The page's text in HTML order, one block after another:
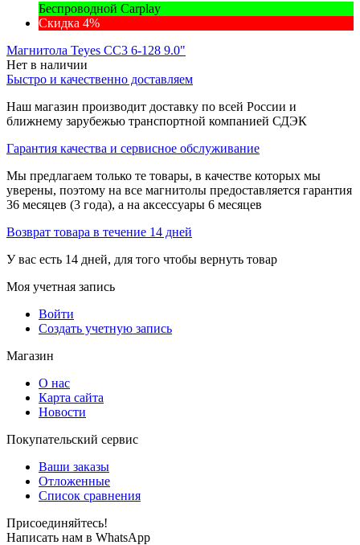
Беспроводной Carplay
Скидка 4%
Магнитола Teyes CC3 6-128 9.0"
Нет в наличии
Быстро и качественно доставляем
Наш магазин производит доставку по всей России и
ближнему зарубежью транспортной компанией СДЭК
Гарантия качества и сервисное обслуживание
Мы предлагаем только те товары, в качестве которых мы
уверены, поэтому на все магнитолы предоставляется гарантия
36 месяцев (3 года), а на аксессуары 6 месяцев
Возврат товара в течение 14 дней
У вас есть 14 дней, для того чтобы вернуть товар
Моя учетная запись
Войти
Создать учетную запись
Магазин
О нас
Карта сайта
Новости
Покупательский сервис
Ваши заказы
Отложенные
Список сравнения
Присоединяйтесь!
Написать нам в WhatsApp